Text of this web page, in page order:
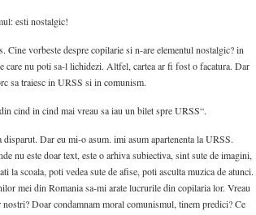
esti nostalgic!
vorbeste despre copilarie si n-are elementul nostalgic? in
care nu poti sa-l lichidezi. Altfel, cartea ar fi fost o facatura. Dar
sa traiesc in URSS si in comunism.
cind in cind mai vreau sa iau un bilet spre URSS“.
disparut. Dar eu mi-o asum. imi asum apartenenta la URSS.
nu este doar text, este o arhiva subiectiva, sint sute de imagini,
la scoala, poti vedea sute de afise, poti asculta muzica de atunci.
mei din Romania sa-mi arate lucrurile din copilaria lor. Vreau
Doar condamnam moral comunismul, tinem predici? Ce